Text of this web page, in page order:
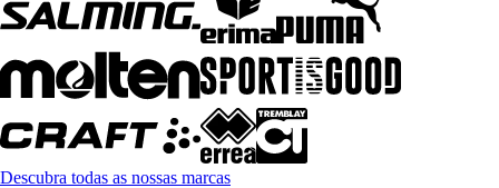
Descubra todas as nossas marcas